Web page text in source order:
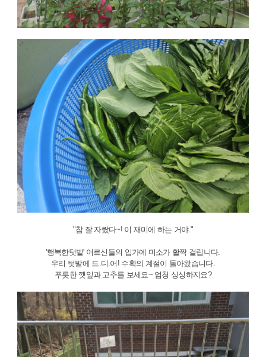
"참 잘 자랐다~! 이 재미에 하는 거야."
'행복한텃밭' 어르신들의 입가에 미소가 활짝 걸립니다.
우리 텃밭에 드.디.어! 수확의 계절이 돌아왔습니다.
푸릇한 깻잎과 고추를 보세요~ 엄청 싱싱하지요?